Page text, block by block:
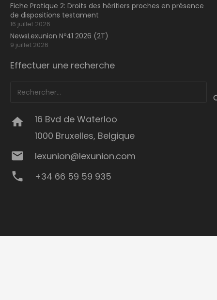
Fiche Pratique 2: Droits des héritiers proches en présence
de dispositions testament
16 juillet 2026
NewsLexunion Nº41 2026 (2T)
9 juillet 2026
Effectuer une recherche
Rechercher :
home
16 Bvd de Waterloo
1000 Bruxelles, Belgique
mail lexunion@lexunion.com
phone +34 66 59 59 935